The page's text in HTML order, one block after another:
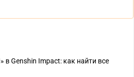
в Genshin Impact: как найти все